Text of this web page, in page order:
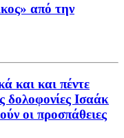
από την
και και πέντε
δολοφονίες Ισαάκ
οι προσπάθειες